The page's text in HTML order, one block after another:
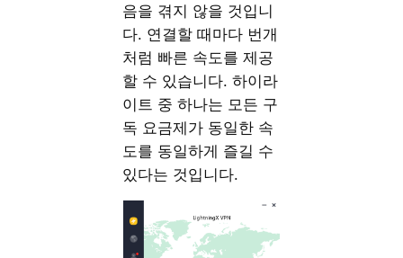
음을 겪지 않을 것입니
다. 연결할 때마다 번개
처럼 빠른 속도를 제공
할 수 있습니다. 하이라
이트 중 하나는 모든 구
독 요금제가 동일한 속
도를 동일하게 즐길 수
있다는 것입니다.